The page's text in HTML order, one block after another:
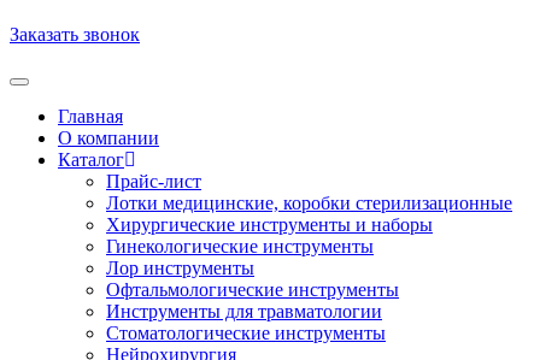
Заказать звонок
Toggle navigation
Главная
О компании
Каталог
Прайс-лист
Лотки медицинские, коробки стерилизационные
Хирургические инструменты и наборы
Гинекологические инструменты
Лор инструменты
Офтальмологические инструменты
Инструменты для травматологии
Стоматологические инструменты
Нейрохирургия